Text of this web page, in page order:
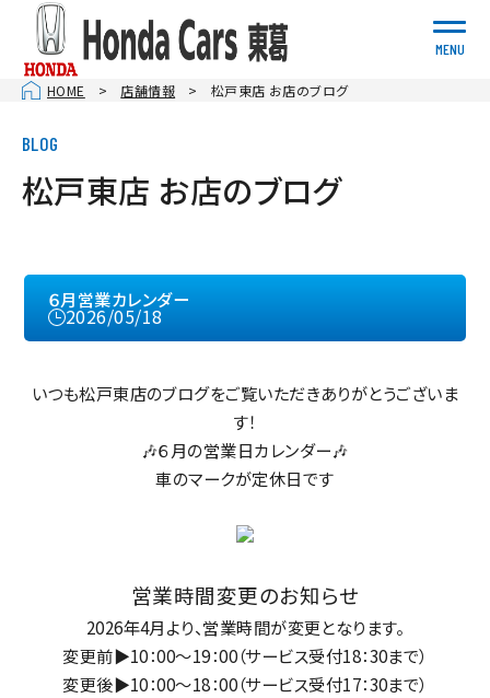
MENU
HOME 店舗情報 松戸東店 お店のブログ
松戸東店 お店のブログ
６月営業カレンダー
2026/05/18
いつも松戸東店のブログをご覧いただきありがとうございま
す！
🎶６月の営業日カレンダー🎶
車のマークが定休日です
営業時間変更のお知らせ
2026年4月より、営業時間が変更となります。
変更前▶10：00～19：00（サービス受付18：30まで）
変更後▶10：00～18：00（サービス受付17：30まで）